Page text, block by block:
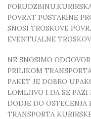
POVRAT POSTARINE
SNOSI TROSKOVE
EVENTUALNE
NE SNOSIMO
PRILIKOM
PAKET JE DOBRO
LOMLJIVO I DA SE
DODJE DO
TRANSPORTA